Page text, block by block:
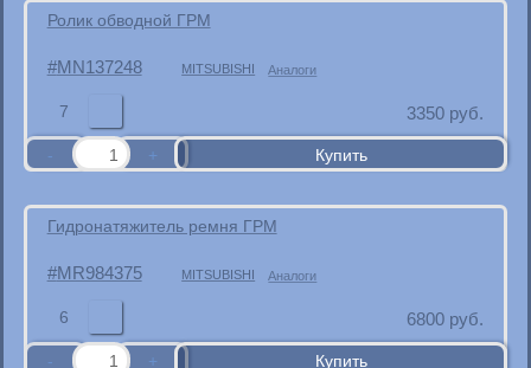
Ролик обводной ГРМ
MN137248 MITSUBISHI Аналоги
7 3350 руб.
Гидронатяжитель ремня ГРМ
MR984375 MITSUBISHI Аналоги
6 6800 руб.